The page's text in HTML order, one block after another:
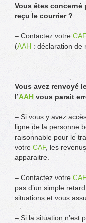
Vous êtes concerné
reçu le courrier ?
– Contactez votre CAF
(AAH : déclaration de
Vous avez renvoyé
l’AAH vous parait
– Si vous y avez
ligne de la personne
raisonnable pour le
votre CAF, les
apparaitre.
– Contactez votre CAF
pas d’un simple
situations et vous
– Si la situation n’est